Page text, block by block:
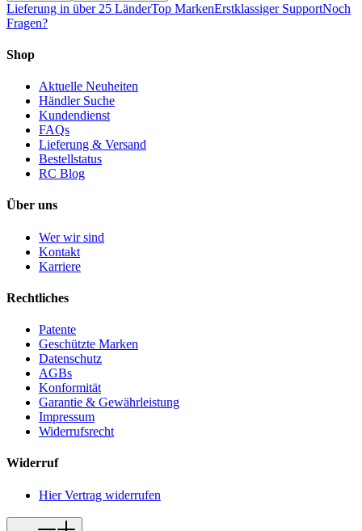
Lieferung in über 25 LänderTop MarkenErstklassiger SupportNoch
Fragen?
Shop
Aktuelle Neuheiten
Händler Suche
Kundendienst
FAQs
Lieferung & Versand
Bestellstatus
RC Blog
Über uns
Wer wir sind
Kontakt
Karriere
Rechtliches
Patente
Geschützte Marken
Datenschutz
AGBs
Konformität
Garantie & Gewährleistung
Impressum
Widerrufsrecht
Widerruf
Hier Vertrag widerrufen